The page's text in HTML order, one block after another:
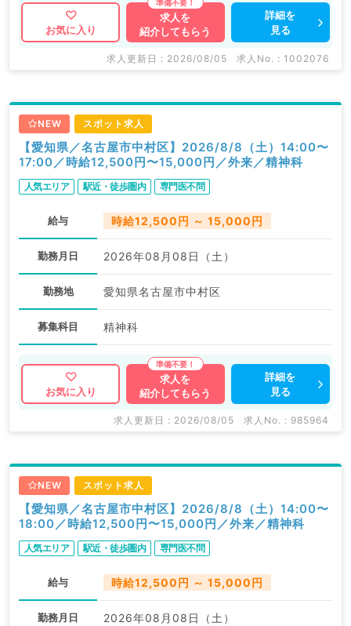
お気に入り
求人を
紹介してもらう
詳細を
見る
求人更新日 : 2026/08/05 求人No. : 1002076
NEW スポット求人
【愛知県／名古屋市中村区】2026/8/8（土）14:00〜
17:00／時給12,500円〜15,000円／外来／精神科
人気エリア 駅近・徒歩圏内 専門医不問
給与 時給12,500円 ～ 15,000円
勤務月日 2026年08月08日（土）
勤務地 愛知県名古屋市中村区
募集科目 精神科
お気に入り
求人を
紹介してもらう
詳細を
見る
求人更新日 : 2026/08/05 求人No. : 985964
NEW スポット求人
【愛知県／名古屋市中村区】2026/8/8（土）14:00〜
18:00／時給12,500円〜15,000円／外来／精神科
人気エリア 駅近・徒歩圏内 専門医不問
給与 時給12,500円 ～ 15,000円
勤務月日 2026年08月08日（土）